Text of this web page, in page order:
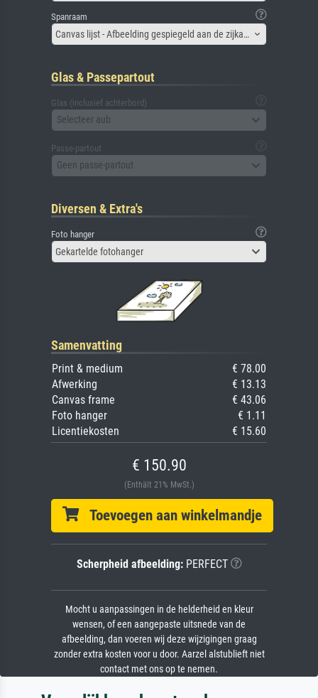
Spanraam
Canvas lijst - Afbeelding gespiegeld aan de zijkant
Glas & Passepartout
Glas (inclusief achterbord)
Selecteer aub
Passe-partout
Geen passe-partout
Diversen & Extra's
Foto hanger
Gekartelde fotohanger
Samenvatting
Print & medium
€ 78.00
Afwerking
€ 13.13
Canvas frame
€ 43.06
Foto hanger
€ 1.11
Licentiekosten
€ 15.60
€ 150.90
(Enthält 21% MwSt.)
Toevoegen aan winkelmandje
Scherpheid afbeelding:PERFECT
Mocht u aanpassingen in de helderheid en kleur
wensen, of een aangepaste uitsnede van de
afbeelding, dan voeren wij deze wijzigingen graag
zonder extra kosten voor u door. Aarzel alstublieft niet
contact met ons op te nemen.